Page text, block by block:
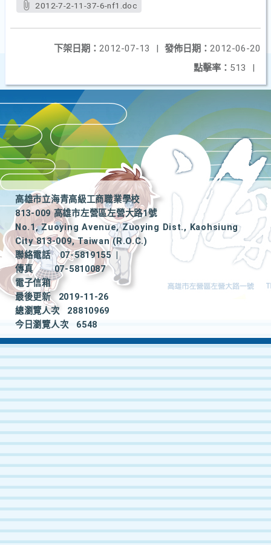
2012-7-2-11-37-6-nf1.doc
發佈日期： 2012-06-20
下架日期： 2012-07-13
|
點擊率： 513 |
高雄市立海青高級工商職業學校
813-009 高雄市左營區左營大路1號
No.1, Zuoying Avenue, Zuoying Dist., Kaohsiung
City 813-009, Taiwan (R.O.C.)
聯絡電話
07-5819155
|
傳真
07-5810087
電子信箱
最後更新
2019-11-26
總瀏覽人次
28810969
今日瀏覽人次
6548